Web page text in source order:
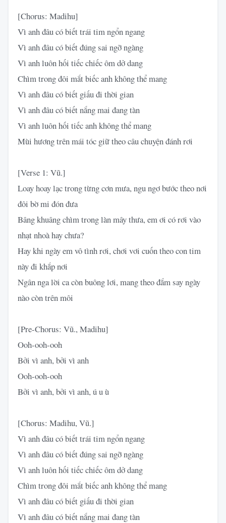
[Chorus: Madihu]
Vì anh đâu có biết trái tim ngổn ngang
Vì anh đâu có biết đúng sai ngỡ ngàng
Vì anh luôn hối tiếc chiếc ôm dở dang
Chìm trong đôi mắt biếc anh không thể mang
Vì anh đâu có biết giấu đi thời gian
Vì anh đâu có biết nắng mai đang tàn
Vì anh luôn hối tiếc anh không thể mang
Mùi hương trên mái tóc giữ theo câu chuyện đánh rơi
[Verse 1: Vũ.]
Loay hoay lạc trong từng cơn mưa, ngu ngơ bước theo nơi
đôi bờ mi đón đưa
Bâng khuâng chìm trong làn mây thưa, em ơi có rơi vào
nhạt nhoà hay chưa?
Hay khi ngày em vô tình rơi, chơi vơi cuốn theo con tim
này đi khắp nơi
Ngân nga lời ca còn buông lơi, mang theo đắm say ngày
nào còn trên môi
[Pre-Chorus: Vũ., Madihu]
Ooh-ooh-ooh
Bởi vì anh, bởi vì anh
Ooh-ooh-ooh
Bởi vì anh, bởi vì anh, ú u ù
[Chorus: Madihu, Vũ.]
Vì anh đâu có biết trái tim ngổn ngang
Vì anh đâu có biết đúng sai ngỡ ngàng
Vì anh luôn hối tiếc chiếc ôm dở dang
Chìm trong đôi mắt biếc anh không thể mang
Vì anh đâu có biết giấu đi thời gian
Vì anh đâu có biết nắng mai đang tàn